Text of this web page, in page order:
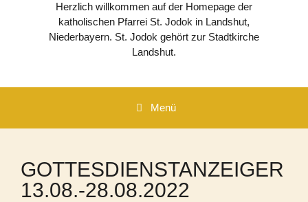
Herzlich willkommen auf der Homepage der
katholischen Pfarrei St. Jodok in Landshut,
Niederbayern. St. Jodok gehört zur Stadtkirche
Landshut.
Menü
GOTTESDIENSTANZEIGER
13.08.-28.08.2022